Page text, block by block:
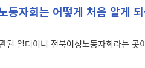
동자회는 어떻게 처음 알게
된 일터이니 전북여성노동자회라는 곳